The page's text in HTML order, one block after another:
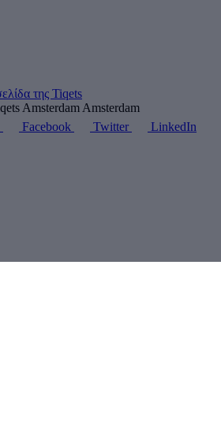
Amsterdam
Facebook Twitter LinkedIn